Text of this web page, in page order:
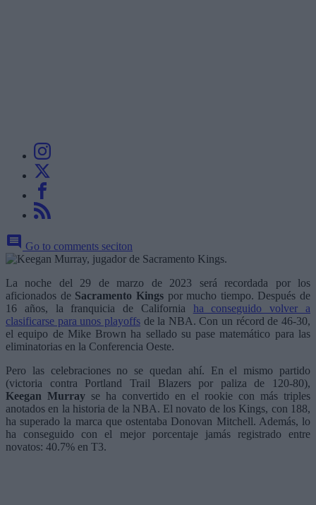
Go to comments seciton
La noche del 29 de marzo de 2023 será recordada por los
aficionados deSacramento Kingspor mucho tiempo. Después de
16 años, la franquicia de California ha conseguido volver a
clasificarse para unos playoffsde la NBA. Con un récord de 46-30,
el equipo de Mike Brown ha sellado su pase matemático para las
eliminatorias en la Conferencia Oeste.
Pero las celebraciones no se quedan ahí. En el mismo partido
(victoria contra Portland Trail Blazers por paliza de 120-80),
Keegan Murray se ha convertido en el rookie con más triples
anotados en la historia de la NBA. El novato de los Kings, con 188,
ha superado la marca que ostentaba Donovan Mitchell. Además, lo
ha conseguido con el mejor porcentaje jamás registrado entre
novatos: 40.7% en T3.